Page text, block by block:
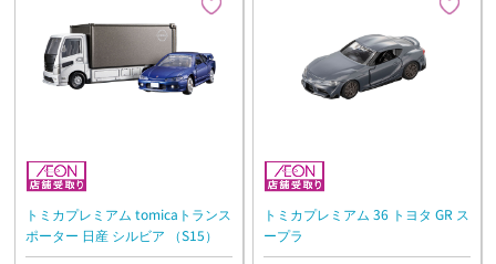
トミカプレミアム tomicaトランス
ポーター 日産 シルビア （S15）
トミカプレミアム 36 トヨタ GR ス
ープラ